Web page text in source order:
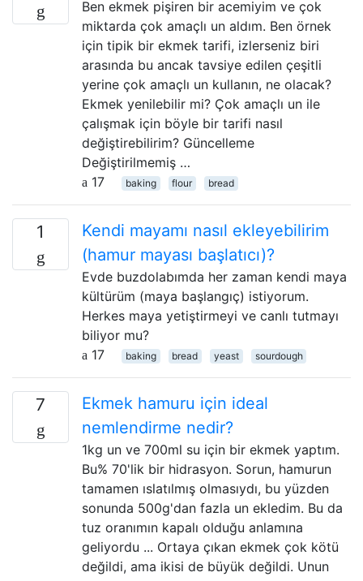
Ben ekmek pişiren bir acemiyim ve çok
miktarda çok amaçlı un aldım. Ben örnek
için tipik bir ekmek tarifi, izlerseniz biri
arasında bu ancak tavsiye edilen çeşitli
yerine çok amaçlı un kullanın, ne olacak?
Ekmek yenilebilir mi? Çok amaçlı un ile
çalışmak için böyle bir tarifi nasıl
değiştirebilirim? Güncelleme
Değiştirilmemiş …
17
baking flour bread
1
Kendi mayamı nasıl ekleyebilirim
(hamur mayası başlatıcı)?
Evde buzdolabımda her zaman kendi maya
kültürüm (maya başlangıç) istiyorum.
Herkes maya yetiştirmeyi ve canlı tutmayı
biliyor mu?
17
baking bread yeast sourdough
7
Ekmek hamuru için ideal
nemlendirme nedir?
1kg un ve 700ml su için bir ekmek yaptım.
Bu% 70'lik bir hidrasyon. Sorun, hamurun
tamamen ıslatılmış olmasıydı, bu yüzden
sonunda 500g'dan fazla un ekledim. Bu da
tuz oranımın kapalı olduğu anlamına
geliyordu ... Ortaya çıkan ekmek çok kötü
değildi, ama ikisi de büyük değildi. Unun